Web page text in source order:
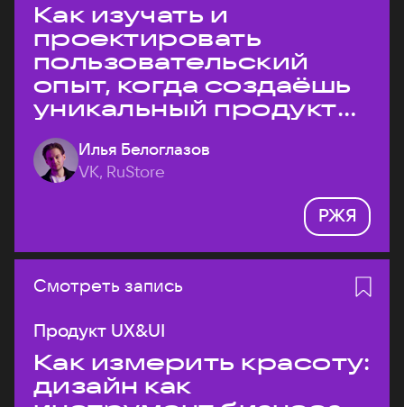
Как изучать и
проектировать
пользовательский
опыт, когда создаёшь
уникальный продукт
на рынке?
Илья Белоглазов
VK, RuStore
РЖЯ
Смотреть запись
Продукт UX&UI
Как измерить красоту:
дизайн как